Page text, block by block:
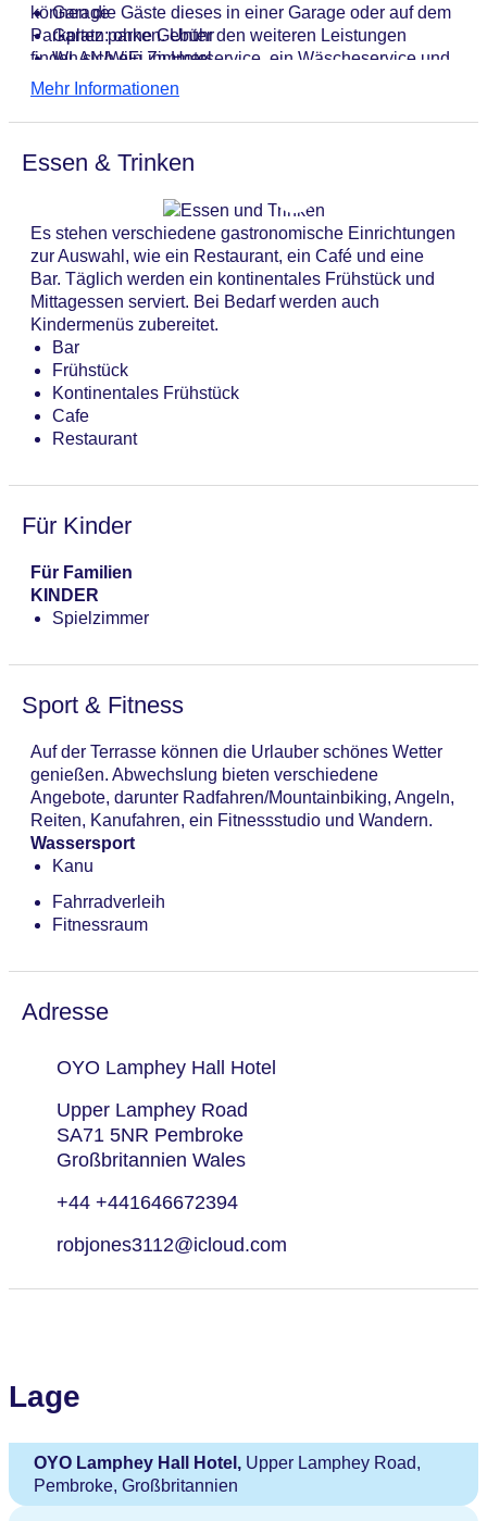
können die Gäste dieses in einer Garage oder auf dem
Parkplatz parken. Unter den weiteren Leistungen
finden sich ein Zimmerservice, ein Wäscheservice und
eine Münzwäscherei. Aktive Reisende, die die
Fahrradverleih zu schätzen wissen.
Garage
Garten: ohne Gebühr
WLAN/WiFi im Hotel
Lift
Anzahl der Aufzüge: 1
Haustiere: gegen Gebühr
Zimmerservice
Gesamtanzahl der Zimmer: 10
Zahlungsarten: American Express, EC Maestro,
Mastercard, Visa
Landeskategorie: 3 Sterne
Mehr Informationen
Essen & Trinken
Es stehen verschiedene gastronomische Einrichtungen
zur Auswahl, wie ein Restaurant, ein Café und eine
Bar. Täglich werden ein kontinentales Frühstück und
Mittagessen serviert. Bei Bedarf werden auch
Kindermenüs zubereitet.
Bar
Frühstück
Kontinentales Frühstück
Cafe
Restaurant
Für Kinder
Für Familien
KINDER
Spielzimmer
Sport & Fitness
Auf der Terrasse können die Urlauber schönes Wetter
genießen. Abwechslung bieten verschiedene
Angebote, darunter Radfahren/Mountainbiking, Angeln,
Reiten, Kanufahren, ein Fitnessstudio und Wandern.
Wassersport
Kanu
Fahrradverleih
Fitnessraum
Adresse
OYO Lamphey Hall Hotel
Upper Lamphey Road
SA71 5NR Pembroke
Großbritannien Wales
+44 +441646672394
robjones3112@icloud.com
Lage
OYO Lamphey Hall Hotel,Upper Lamphey Road,
Pembroke, Großbritannien